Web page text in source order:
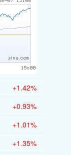
+1.42%
+0.93%
+1.01%
+1.35%